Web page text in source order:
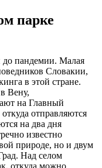
парке
до пандемии. Малая
Словакии,
в этой стране.
Вену,
на Главный
отправляются
на два дня
известно
природе, но и двум
Над селом